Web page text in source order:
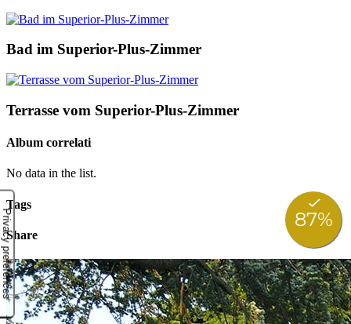
Bad im Superior-Plus-Zimmer
Terrasse vom Superior-Plus-Zimmer
Album correlati
No data in the list.
Tags
Share